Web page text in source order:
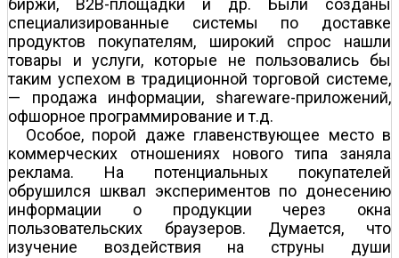
биржи, B2B-площадки и др. Были созданы
специализированные системы по доставке
продуктов покупателям, широкий спрос нашли
товары и услуги, которые не пользовались бы
таким успехом в традиционной торговой системе,
— продажа информации, shareware-приложений,
офшорное программирование и т.д.
Особое, порой даже главенствующее место в
коммерческих отношениях нового типа заняла
реклама. На потенциальных покупателей
обрушился шквал экспериментов по донесению
информации о продукции через окна
пользовательских браузеров. Думается, что
изучение воздействия на струны души